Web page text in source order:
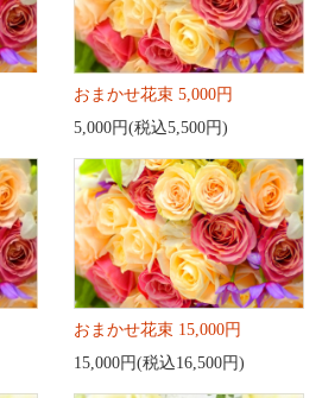
おまかせ花束 5,000円
5,000円(税込5,500円)
おまかせ花束 15,000円
15,000円(税込16,500円)